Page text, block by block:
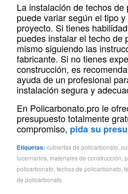
La instalación de techos de
puede variar según el tipo
proyecto. Si tienes
puedes instalar el techo de
mismo siguiendo las
fabricante. Si no tienes
construcción, es
ayuda de un profesional
instalación segura y
En Policarbonato.pro le
presupuesto totalmente
compromiso, pida su
Etiquetas: cubiertas de policarbonato
lucernarios, materiales de construcción
policarbonato techos de policarbonato
de policarbonato